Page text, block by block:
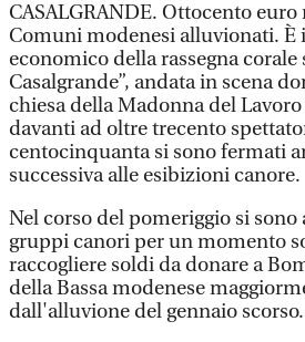
CASALGRANDE. Ottocento
Comuni modenesi alluvionati. È
economico della rassegna corale
Casalgrande”, andata in scena
chiesa della Madonna del
davanti ad oltre trecento
centocinquanta si sono fermati
successiva alle esibizioni canore.
Nel corso del pomeriggio si
gruppi canori per un momento
raccogliere soldi da donare a
della Bassa modenese
dall'alluvione del gennaio scorso.